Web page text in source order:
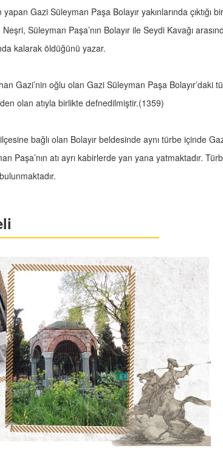
Gazi Süleyman Paşa Bolayır yakınlarında çıktığı
Süleyman Paşa’nın Bolayır ile Seydi Kavağı
kalarak öldüğünü yazar.
Gazi’nin oğlu olan Gazi Süleyman Paşa Bolayır’daki
olan atıyla birlikte defnedilmiştir.(1359)
bağlı olan Bolayır beldesinde aynı türbe içinde
Paşa’nın atı ayrı kabirlerde yan yana yatmaktadır.